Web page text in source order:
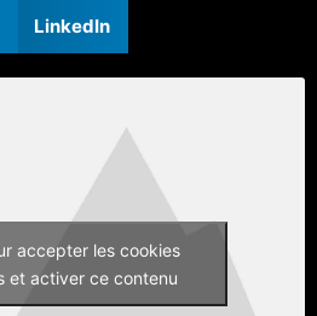
LinkedIn
accepter les cookies
et activer ce contenu